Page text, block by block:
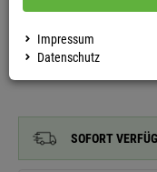
SOFORT
Impressum
Datenschutz